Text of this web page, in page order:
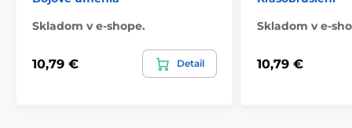
Skladom v e-shope.
10,79 € Detail
Skladom v e-
10,79 €